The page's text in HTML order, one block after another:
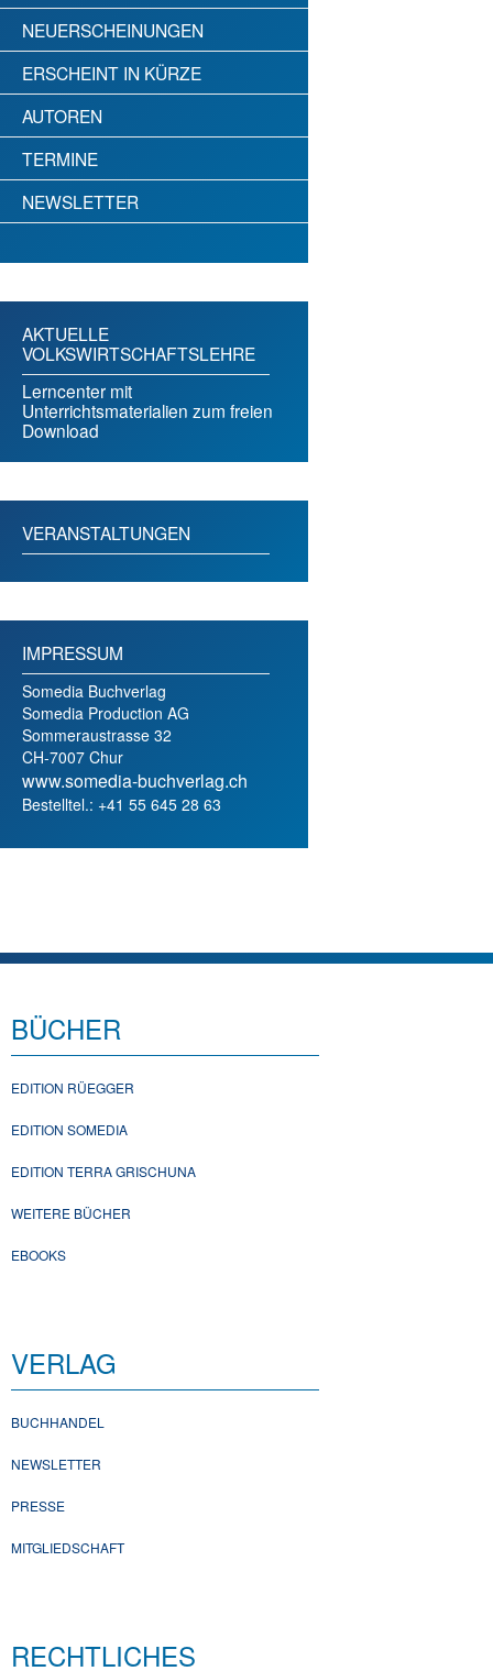
NEUERSCHEINUNGEN
ERSCHEINT IN KÜRZE
AUTOREN
TERMINE
NEWSLETTER
AKTUELLE
VOLKSWIRTSCHAFTSLEHRE
Lerncenter mit
Unterrichtsmaterialien zum freien
Download
VERANSTALTUNGEN
IMPRESSUM
Somedia Buchverlag
Somedia Production AG
Sommeraustrasse 32
CH-7007 Chur
www.somedia-buchverlag.ch
Bestelltel.: +41 55 645 28 63
BÜCHER
EDITION RÜEGGER
EDITION SOMEDIA
EDITION TERRA GRISCHUNA
WEITERE BÜCHER
EBOOKS
VERLAG
BUCHHANDEL
NEWSLETTER
PRESSE
MITGLIEDSCHAFT
RECHTLICHES